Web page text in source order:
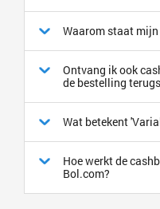
Waarom staat
Ontvang ik ook
de bestelling
Wat betekent
Hoe werkt de
Bol.com?